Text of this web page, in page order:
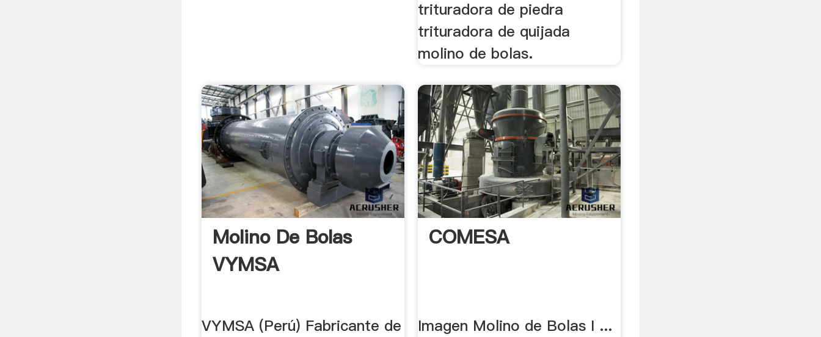
trituradora de piedra
trituradora de quijada
molino de bolas.
Molino De Bolas
VYMSA
VYMSA (Perú) Fabricante de
COMESA
Imagen Molino de Bolas I ...